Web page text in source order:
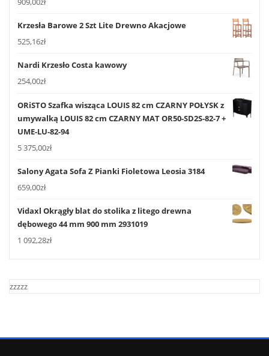
Krzesła Barowe 2 Szt Lite Drewno Akacjowe
525,16zł
Nardi Krzesło Costa kawowy
254,00zł
ORiSTO Szafka wisząca LOUIS 82 cm CZARNY POŁYSK z
umywalką LOUIS 82 cm CZARNY MAT OR50-SD2S-82-7 +
UME-LU-82-94
5 375,00zł
Salony Agata Sofa Z Pianki Fioletowa Leosia 3184
659,00zł
Vidaxl Okrągły blat do stolika z litego drewna
dębowego 44 mm 900 mm 2931019
1 092,28zł
zzzzz